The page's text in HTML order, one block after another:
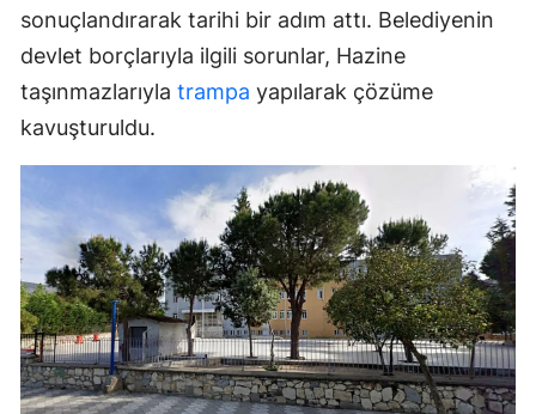
sonuçlandırarak tarihi bir adım attı. Belediyenin
devlet borçlarıyla ilgili sorunlar, Hazine
taşınmazlarıyla trampa yapılarak çözüme
kavuşturuldu.